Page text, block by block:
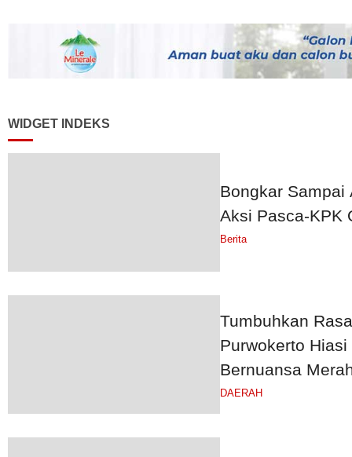
WIDGET INDEKS
Bongkar Sampai
Aksi Pasca-KPK
Berita
Tumbuhkan
Purwokerto
Bernuansa
DAERAH